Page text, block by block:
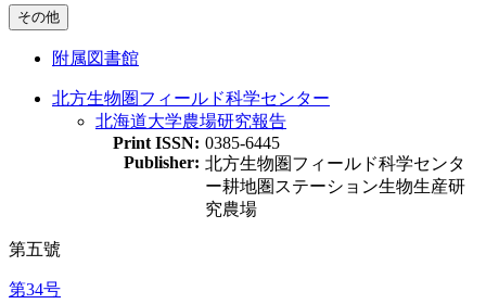
その他
附属図書館
北方生物圏フィールド科学センター
北海道大学農場研究報告
Print ISSN: 0385-6445
Publisher: 北方生物圏フィールド科学センタ
ー耕地圏ステーション生物生産研
究農場
第五號
第34号